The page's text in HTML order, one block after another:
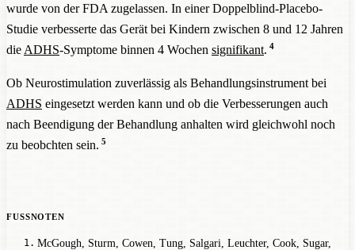
wurde von der FDA zugelassen. In einer Doppelblind-Placebo-
Studie verbesserte das Gerät bei Kindern zwischen 8 und 12 Jahren
die ADHS-Symptome binnen 4 Wochen signifikant. 4
Ob Neurostimulation zuverlässig als Behandlungsinstrument bei
ADHS eingesetzt werden kann und ob die Verbesserungen auch
nach Beendigung der Behandlung anhalten wird gleichwohl noch
zu beobchten sein. 5
McGough, Sturm, Cowen, Tung, Salgari, Leuchter, Cook, Sugar,